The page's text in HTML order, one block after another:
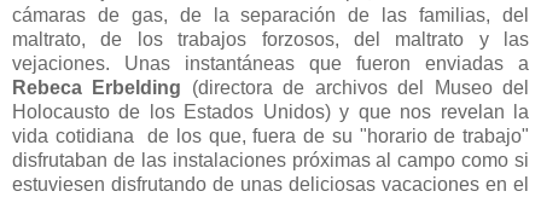
cámaras de gas, de la separación de las familias, del
maltrato, de los trabajos forzosos, del maltrato y las
vejaciones. Unas instantáneas que fueron enviadas a
Rebeca Erbelding (directora de archivos del Museo del
Holocausto de los Estados Unidos) y que nos revelan la
vida cotidiana de los que, fuera de su "horario de trabajo"
disfrutaban de las instalaciones próximas al campo como si
estuviesen disfrutando de unas deliciosas vacaciones en el